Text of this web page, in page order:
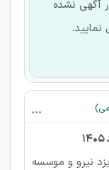
آگهی نشده
یزد نیرو و موسسه